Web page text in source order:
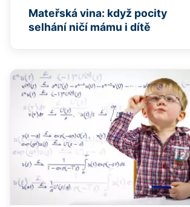
Mateřská vina: když pocity
selhání ničí mámu i dítě